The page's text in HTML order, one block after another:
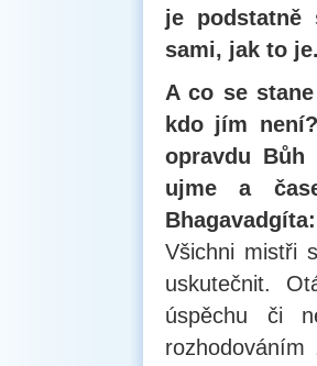
je podstatně
sami, jak to
A co se
kdo jím
opravdu
ujme a
Všichni mistři
uskutečnit.
úspěchu či